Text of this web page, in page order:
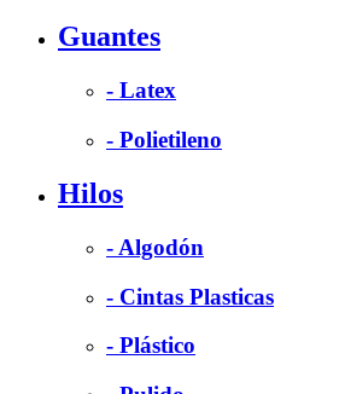
Guantes
- Latex
- Polietileno
Hilos
- Algodón
- Cintas Plasticas
- Plástico